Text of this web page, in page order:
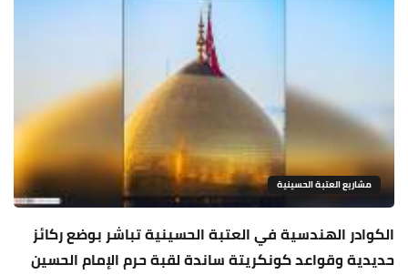
مشاريع العتبة الحسينية
الكوادر الهندسية في العتبة الحسينية تباشر بوضع ركائز
حديدية وقواعد كونكريتة ساندة لقبة حرم الإمام الحسين